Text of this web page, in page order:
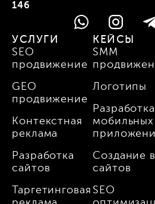
146
УСЛУГИ
SEO
продвижение
GEO
продвижение
Контекстная
реклама
Разработка
сайтов
Таргетинговая
КЕЙСЫ
SMM
Логотипы
Разработка
мобильных
Создание
сайтов
SEO